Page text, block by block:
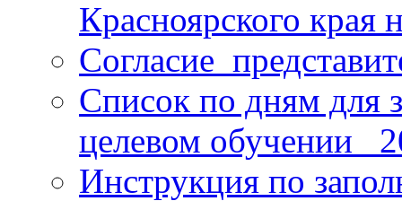
Красноярского края
Список по дням для
целевом обучении_
Инструкция по